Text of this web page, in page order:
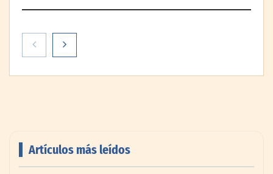
Artículos más leídos